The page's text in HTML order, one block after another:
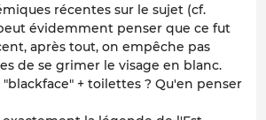
récentes sur le sujet (cf.
évidemment penser que ce fut
après tout, on empêche pas
de se grimer le visage en blanc.
"blackface" + toilettes ? Qu'en penser